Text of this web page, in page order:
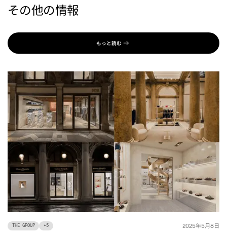
その他の情報
もっと読む
THE GROUP +5 2025年5月8日